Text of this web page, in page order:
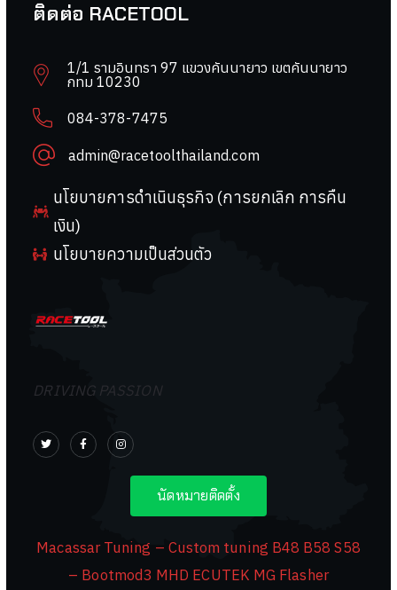
ติดต่อ RACETOOL
1/1 รามอินทรา 97 แขวงคันนายาว เขตคันนายาว
กทม 10230
084-378-7475
admin@racetoolthailand.com
นโยบายการดำเนินธุรกิจ (การยกเลิก การคืน
เงิน)
นโยบายความเป็นส่วนตัว
DRIVING PASSION
นัดหมายติดตั้ง
Macassar Tuning – Custom tuning B48 B58 S58
– Bootmod3 MHD ECUTEK MG Flasher